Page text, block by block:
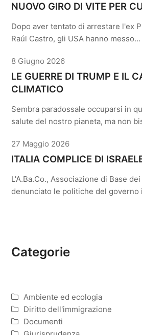
NUOVO GIRO DI VITE PER
Dopo aver tentato di arrestare l'ex
Raúl Castro, gli USA hanno messo…
8 Giugno 2026
LE GUERRE DI TRUMP E IL
CLIMATICO
Sembra paradossale occuparsi in
salute del nostro pianeta, ma non
27 Maggio 2026
ITALIA COMPLICE DI
L'A.Ba.Co., Associazione di Base
denunciato le politiche del
Categorie
Ambiente ed ecologia
Diritto dell'immigrazione
Documenti